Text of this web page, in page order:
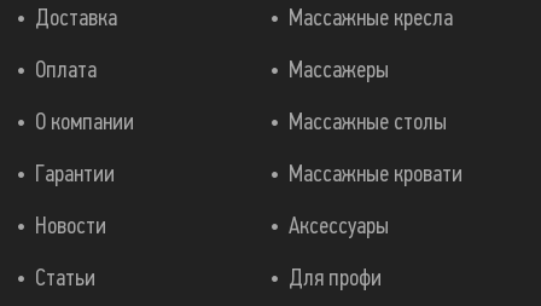
Массажные кресла
Массажеры
Массажные столы
Массажные кровати
Аксессуары
Для профи
Доставка
Оплата
О компании
Гарантии
Новости
Статьи